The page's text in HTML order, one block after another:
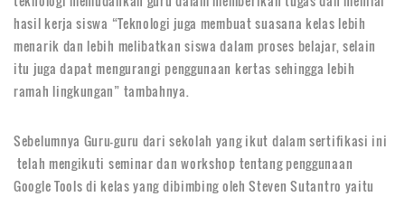
hasil kerja siswa “Teknologi juga membuat suasana kelas lebih
menarik dan lebih melibatkan siswa dalam proses belajar, selain
itu juga dapat mengurangi penggunaan kertas sehingga lebih
ramah lingkungan” tambahnya.
Sebelumnya Guru-guru dari sekolah yang ikut dalam sertifikasi ini
telah mengikuti seminar dan workshop tentang penggunaan
Google Tools di kelas yang dibimbing oleh Steven Sutantro yaitu